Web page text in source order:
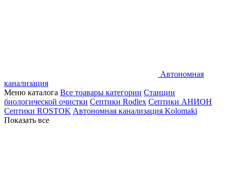
Автономная
канализация
Меню каталога Все тоавары категории Станции
биологической очистки Септики Rodlex Септики АНИОН
Септики ROSTOK Автономная канализация Kolomaki
Показать все